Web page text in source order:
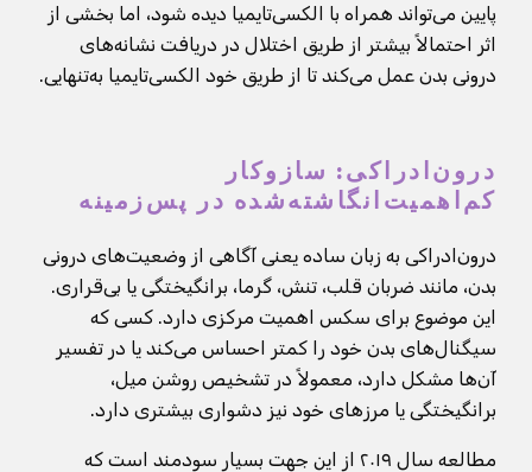
پایین می‌تواند همراه با الکسی‌تایمیا دیده شود، اما بخشی از
اثر احتمالاً بیشتر از طریق اختلال در دریافت نشانه‌های
درونی بدن عمل می‌کند تا از طریق خود الکسی‌تایمیا به‌تنهایی.
درون‌ادراکی: سازوکار
کم‌اهمیت‌انگاشته‌شده در پس‌زمینه
درون‌ادراکی به زبان ساده یعنی آگاهی از وضعیت‌های درونی
بدن، مانند ضربان قلب، تنش، گرما، برانگیختگی یا بی‌قراری.
این موضوع برای سکس اهمیت مرکزی دارد. کسی که
سیگنال‌های بدن خود را کمتر احساس می‌کند یا در تفسیر
آن‌ها مشکل دارد، معمولاً در تشخیص روشن میل،
برانگیختگی یا مرزهای خود نیز دشواری بیشتری دارد.
مطالعه سال ۲۰۱۹ از این جهت بسیار سودمند است که